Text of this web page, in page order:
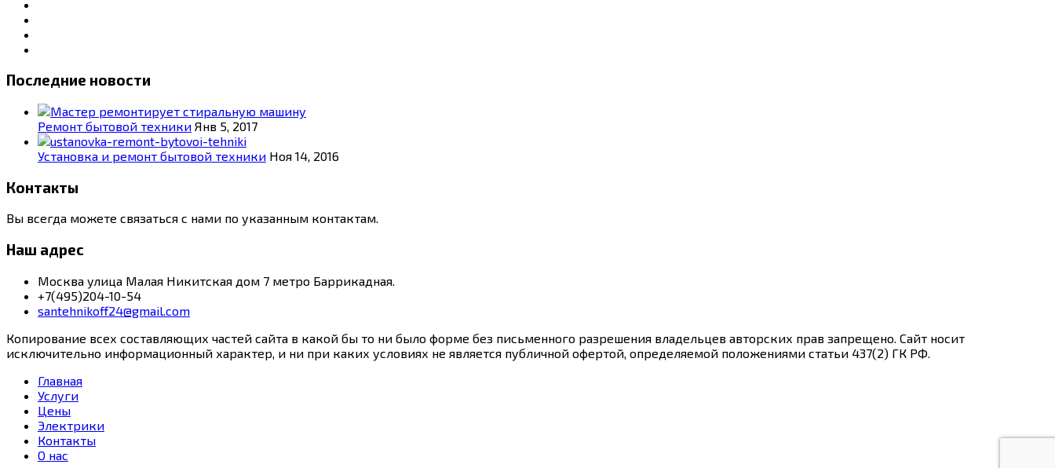
Последние новости
Ремонт бытовой техники Янв 5, 2017
Установка и ремонт бытовой техники Ноя 14, 2016
Контакты
Вы всегда можете связаться с нами по указанным контактам.
Наш адрес
Москва улица Малая Никитская дом 7 метро Баррикадная.
+7(495)204-10-54
santehnikoff24@gmail.com
Копирование всех составляющих частей сайта в какой бы то ни было форме без письменного разрешения владельцев авторских прав запрещено. Сайт носит
исключительно информационный характер, и ни при каких условиях не является публичной офертой, определяемой положениями статьи 437(2) ГК РФ.
Главная
Услуги
Цены
Электрики
Контакты
О нас